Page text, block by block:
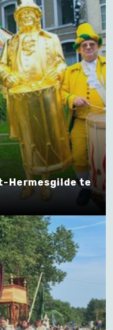
Hermesgilde te